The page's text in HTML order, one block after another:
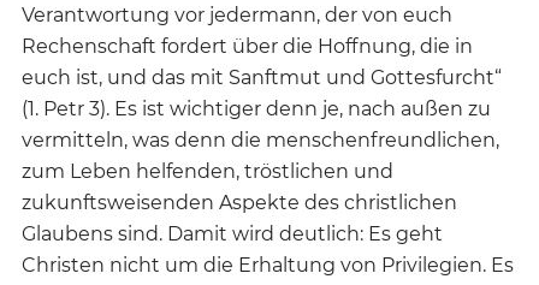
Verantwortung vor jedermann, der von euch
Rechenschaft fordert über die Hoffnung, die in
euch ist, und das mit Sanftmut und Gottesfurcht“
(1. Petr 3). Es ist wichtiger denn je, nach außen zu
vermitteln, was denn die menschenfreundlichen,
zum Leben helfenden, tröstlichen und
zukunftsweisenden Aspekte des christlichen
Glaubens sind. Damit wird deutlich: Es geht
Christen nicht um die Erhaltung von Privilegien. Es